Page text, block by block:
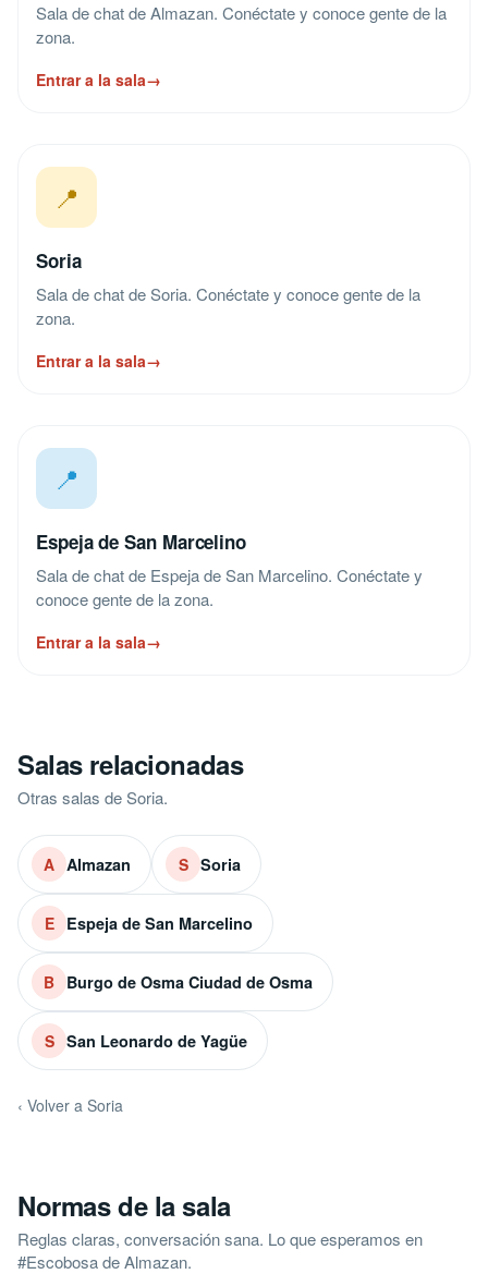
Sala de chat de Almazan. Conéctate y conoce gente de la
zona.
Entrar a la sala→
📍
Soria
Sala de chat de Soria. Conéctate y conoce gente de la
zona.
Entrar a la sala→
📍
Espeja de San Marcelino
Sala de chat de Espeja de San Marcelino. Conéctate y
conoce gente de la zona.
Entrar a la sala→
Salas relacionadas
Otras salas de Soria.
A Almazan S Soria
E Espeja de San Marcelino
B Burgo de Osma Ciudad de Osma
S San Leonardo de Yagüe
‹ Volver a Soria
Normas de la sala
Reglas claras, conversación sana. Lo que esperamos en
#Escobosa de Almazan.